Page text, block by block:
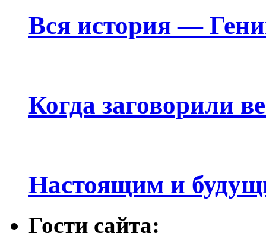
Вся история —
Когда заговорили
Настоящим и
Гости сайта: